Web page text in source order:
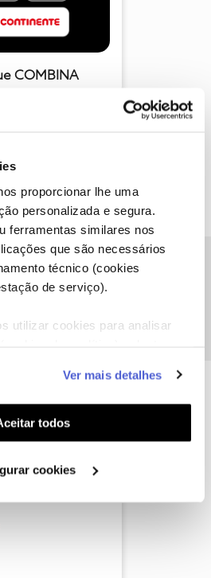
proporcionar lhe uma
personalizada e segura.
ferramentas similares nos
que são necessários
técnico (cookies
de serviço).
utilizar cookies para analisar
de personalização e
anúncios aos seus interesses
personalizada). Pode gerir a
em "Configurar
Ver mais detalhes
todos
cookies
COMBINA
de junho
de junho